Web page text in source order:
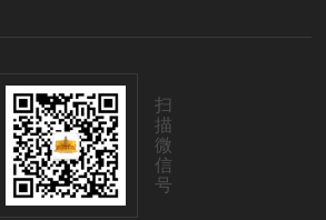
扫
描
微
信
号